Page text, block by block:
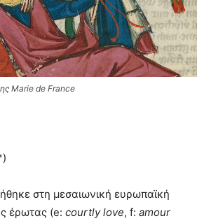
Marie de France
στη μεσαιωνική ευρωπαϊκή
έρωτας (e: courtly love, f: amour